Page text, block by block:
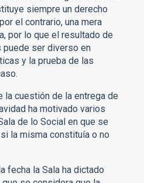
siempre un derecho
el contrario, una mera
por lo que el resultado de
ser diverso en
y la prueba de las
la cuestión de la entrega de
ha motivado varios
de lo Social en que se
la misma constituía o no
fecha la Sala ha dictado